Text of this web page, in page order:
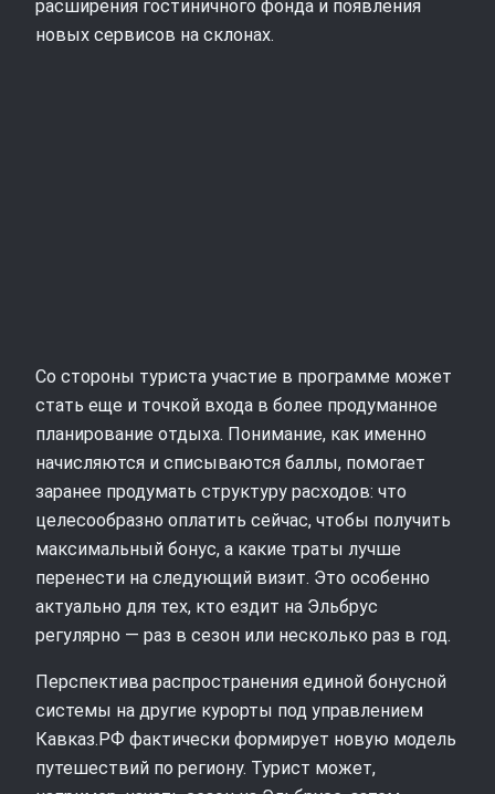
расширения гостиничного фонда и появления
новых сервисов на склонах.
Со стороны туриста участие в программе может
стать еще и точкой входа в более продуманное
планирование отдыха. Понимание, как именно
начисляются и списываются баллы, помогает
заранее продумать структуру расходов: что
целесообразно оплатить сейчас, чтобы получить
максимальный бонус, а какие траты лучше
перенести на следующий визит. Это особенно
актуально для тех, кто ездит на Эльбрус
регулярно — раз в сезон или несколько раз в год.
Перспектива распространения единой бонусной
системы на другие курорты под управлением
Кавказ.РФ фактически формирует новую модель
путешествий по региону. Турист может,